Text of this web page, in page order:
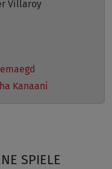
Villaroy
Kanaani
SPIELE